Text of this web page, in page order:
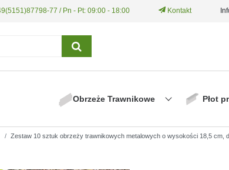
77 / Pn - Pt: 09:00 - 18:00 Kontakt
Obrzeże Trawnikowe Płot
Zestaw 10 sztuk obrzeży trawnikowych metalowych o wysokości 18,5 cm,